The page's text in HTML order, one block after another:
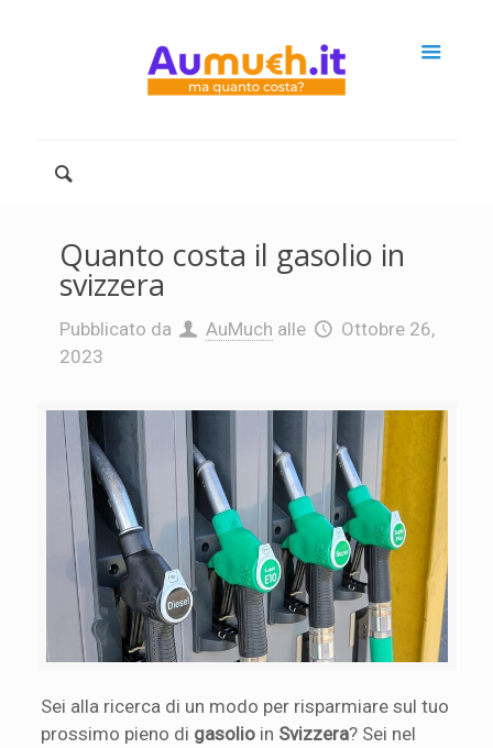
Quanto costa il gasolio in
svizzera
Pubblicato da AuMuch alle
Ottobre 26,
2023
Sei alla ricerca di un modo per risparmiare sul tuo
prossimo pieno di gasolio in Svizzera? Sei nel